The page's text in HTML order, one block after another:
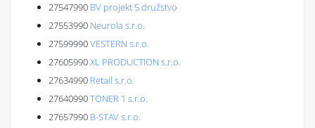
27547990 BV projekt 5 družstvo
27553990 Neurola s.r.o.
27599990VESTERN s.r.o.
27605990XL PRODUCTION s.r.o.
27634990 Retail s.r.o.
27640990TONER 1 s.r.o.
27657990 B-STAV s.r.o.